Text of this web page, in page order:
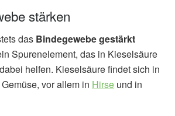
stärken
das Bindegewebe gestärkt
Spurenelement, das in Kieselsäure
helfen. Kieselsäure findet sich in
vor allem in Hirse und in